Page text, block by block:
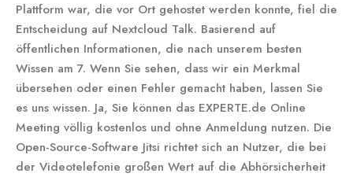
Plattform war, die vor Ort gehostet werden konnte, fiel die
Entscheidung auf Nextcloud Talk. Basierend auf
öffentlichen Informationen, die nach unserem besten
Wissen am 7. Wenn Sie sehen, dass wir ein Merkmal
übersehen oder einen Fehler gemacht haben, lassen Sie
es uns wissen. Ja, Sie können das EXPERTE.de Online
Meeting völlig kostenlos und ohne Anmeldung nutzen. Die
Open-Source-Software Jitsi richtet sich an Nutzer, die bei
der Videotelefonie großen Wert auf die Abhörsicherheit